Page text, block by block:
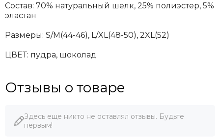
Состав: 70% натуральный шелк, 25% полиэстер, 5%
эластан
Размеры: S/М(44-46), L/XL(48-50), 2XL(52)
ЦВЕТ: пудра, шоколад
Отзывы о товаре
Здесь еще никто не оставлял отзывы. Будьте
первым!